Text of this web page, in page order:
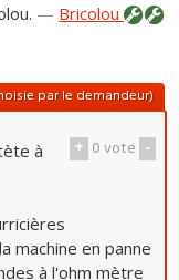
— Bricolou
par le demandeur)
+ 0vote -
à
machine en panne
à l'ohm mètre